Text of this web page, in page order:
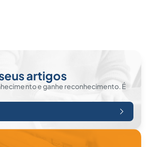
artigos
e ganhe reconhecimento. É